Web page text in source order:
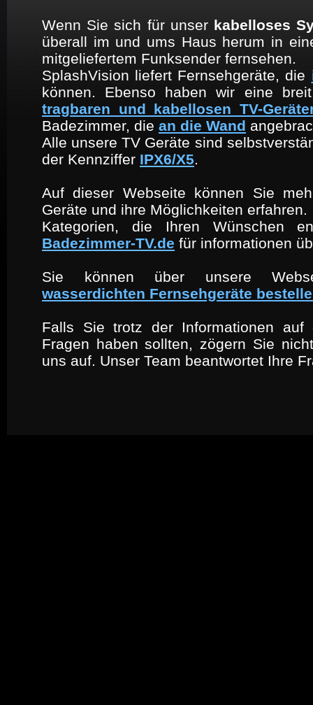
Wenn Sie sich für unser kabelloses
überall im und ums Haus herum in
mitgeliefertem Funksender fernsehen.
SplashVision liefert Fernsehgeräte, die
können. Ebenso haben wir eine
tragbaren und kabellosen TV-
Badezimmer, die an die Wand
Alle unsere TV Geräte sind
der Kennziffer IPX6/X5.
Auf dieser Webseite können Sie
Geräte und ihre Möglichkeiten
Kategorien, die Ihren Wünschen
Badezimmer-TV.de für informationen
Sie können über unsere
wasserdichten Fernsehgeräte
Falls Sie trotz der Informationen auf
Fragen haben sollten, zögern Sie
uns auf. Unser Team beantwortet Ihre